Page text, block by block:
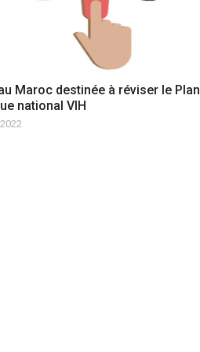
Maroc destinée à réviser le Plan
national VIH